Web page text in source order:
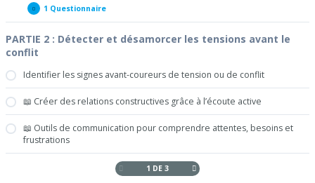
Afficher
Validation
de
compétence
C1
1 Questionnaire
Analyser le contexte d’accueil et prévenir les risques conflictuels
PARTIE 2 : Détecter et désamorcer les tensions avant le
conflit
Identifier les signes avant-coureurs de tension ou de conflit
📖 Créer des relations constructives grâce à l’écoute active
📖 Outils de communication pour comprendre attentes, besoins et
frustrations
1 DE 3